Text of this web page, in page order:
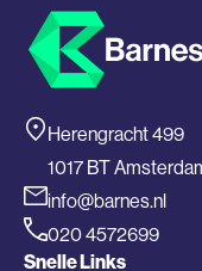
Herengracht 499
1017 BT
info@barnes.nl
020 4572699
Snelle Links